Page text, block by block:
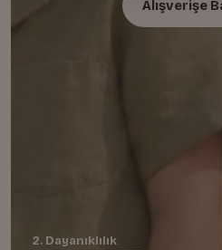
Alışverişe
Alışverişe
Alışverişe
2. Dayanıklılık